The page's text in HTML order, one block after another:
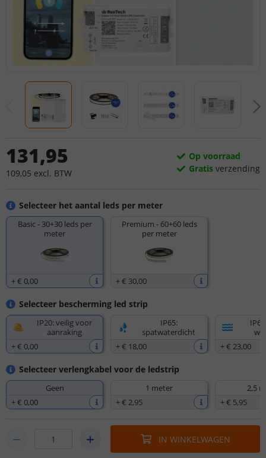
Selecteer het aantal leds per meter
Basic - 30+30 leds per
meter
+€ 0,00
Premium - 60+60 leds
per meter
+€ 30,00
Selecteer bescherming led strip
IP20: veilig voor
aanraking
+€ 0,00
IP65:
spatwaterdicht
+€ 18,00
+€ 23,00
Selecteer verlengkabel voor de ledstrip
Geen
+€ 0,00
1 meter
+€ 2,95
2,5
+€ 5,95
131,95
109,05 excl. BTW
Op voorraad
Gratis verzending
IN WINKELWAGEN